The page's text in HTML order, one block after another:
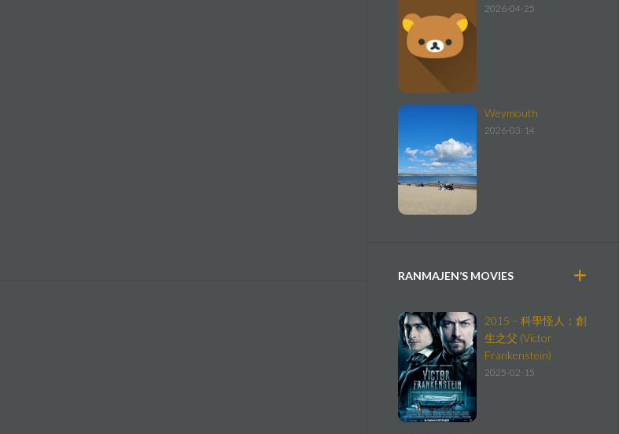
2026-04-25
Weymouth
2026-03-14
RANMAJEN’S MOVIES
2015 – 科學怪人：創
生之父 (Victor
Frankenstein)
2025-02-15